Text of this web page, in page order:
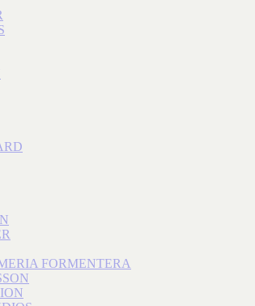
FORMENTERA